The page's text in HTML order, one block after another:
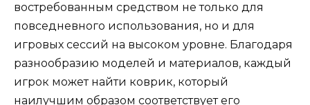
востребованным средством не только для
повседневного использования, но и для
игровых сессий на высоком уровне. Благодаря
разнообразию моделей и материалов, каждый
игрок может найти коврик, который
наилучшим образом соответствует его